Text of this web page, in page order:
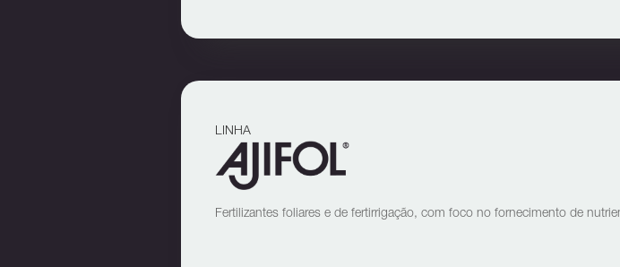
LINHA
Fertilizantes foliares e de fertirrigação, com foco no fornecimento de